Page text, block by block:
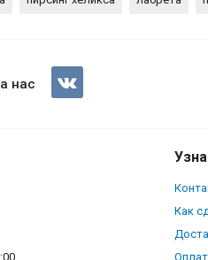
лабрета 1,2
нас
Как